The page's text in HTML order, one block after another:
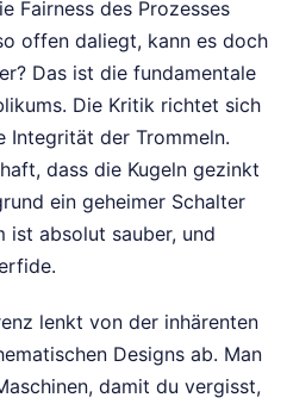
Fairness des Prozesses
offen daliegt, kann es doch
Das ist die fundamentale
Die Kritik richtet sich
Integrität der Trommeln.
dass die Kugeln gezinkt
ein geheimer Schalter
ist absolut sauber, und
lenkt von der inhärenten
Designs ab. Man
damit du vergisst,